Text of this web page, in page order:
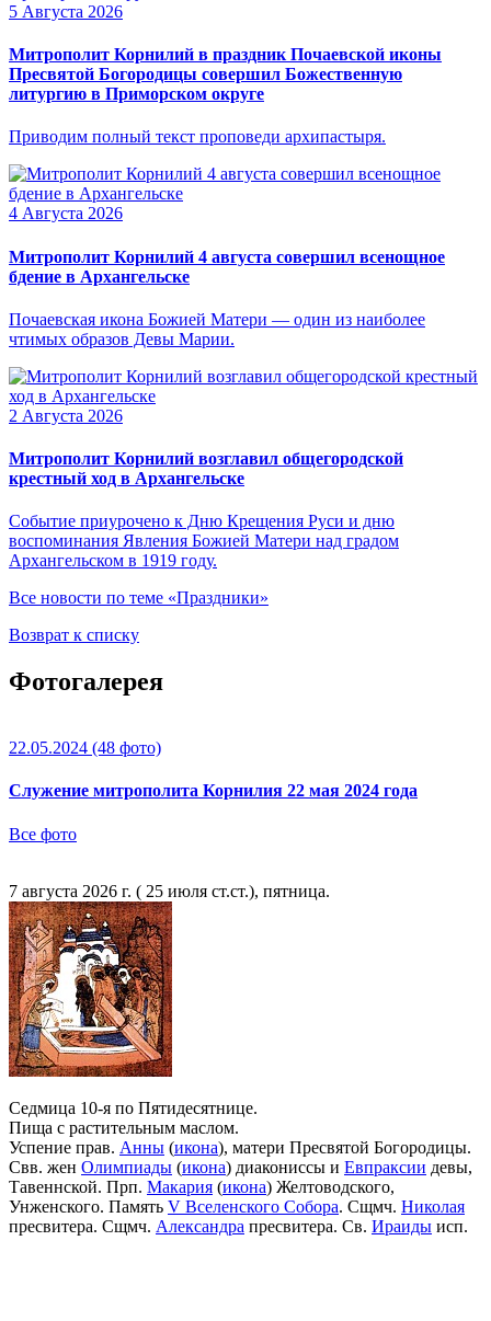
5 Августа 2026
Митрополит Корнилий в праздник Почаевской иконы
Пресвятой Богородицы совершил Божественную
литургию в Приморском округе
Приводим полный текст проповеди архипастыря.
4 Августа 2026
Митрополит Корнилий 4 августа совершил всенощное
бдение в Архангельске
Почаевская икона Божией Матери — один из наиболее
чтимых образов Девы Марии.
2 Августа 2026
Митрополит Корнилий возглавил общегородской
крестный ход в Архангельске
Событие приурочено к Дню Крещения Руси и дню
воспоминания Явления Божией Матери над градом
Архангельском в 1919 году.
Все новости по теме «Праздники»
Возврат к списку
Фотогалерея
22.05.2024 (48 фото)
Служение митрополита Корнилия 22 мая 2024 года
Все фото
7 августа 2026 г. ( 25 июля ст.ст.), пятница.
Седмица 10-я по Пятидесятнице.
Пища с растительным маслом.
Успение прав. Анны (икона), матери Пресвятой Богородицы.
Свв. жен Олимпиады (икона) диакониссы и Евпраксии девы,
Тавеннской. Прп. Макария (икона) Желтоводского,
Унженского. Память V Вселенского Собора. Сщмч. Николая
пресвитера. Сщмч. Александра пресвитера. Св. Ираиды исп.